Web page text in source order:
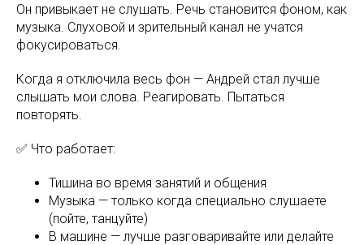
Он привыкает не слушать. Речь становится фоном, как
музыка. Слуховой и зрительный канал не учатся
фокусироваться.
Когда я отключила весь фон — Андрей стал лучше
слышать мои слова. Реагировать. Пытаться
повторять.
✅ Что работает:
Тишина во время занятий и общения
Музыка — только когда специально слушаете
(пойте, танцуйте)
В машине — лучше разговаривайте или делайте